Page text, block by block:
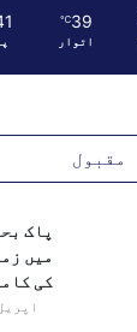
39
℃
اتوار
مقبول
پاک
میں
کی
اپریل 25,